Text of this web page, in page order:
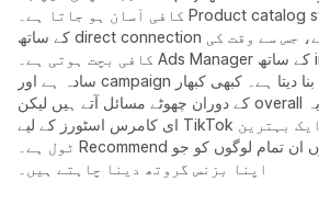
کافی آسان ہو جاتا ہے۔ Product catalog sync اور TikTok Shop
کے ساتھ direct connection کی سہولت بہت مفید ہے، جس سے وقت کی
کافی بچت ہوتی ہے۔ Ads Manager کے ساتھ integration بھی سیدھا
سادہ ہے اور campaign تخلیق کرنا آسان بنا دیتا ہے۔ کبھی کبھار setup
کے دوران چھوٹے مسائل آتے ہیں لیکن overall تجربہ مثبت رہا ہے اور یہ
ای کامرس اسٹورز کے لیے TikTok پر فروخت بڑھانے کا ایک بہترین
ٹول ہے۔ Recommend کرتا ہوں ان تمام لوگوں کو جو TikTok پر
اپنا بزنس گروتھ دینا چاہتے ہیں۔